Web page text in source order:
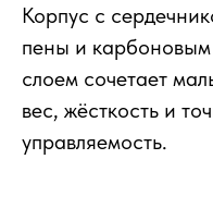
Корпус с
пены и карбоновым
слоем сочетает
вес, жёсткость и
управляемость.